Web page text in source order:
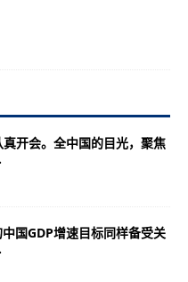
开会。全中国的目光，聚焦
国GDP增速目标同样备受关